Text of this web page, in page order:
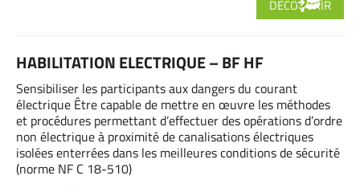
DÉCOUVRIR
HABILITATION ELECTRIQUE – BF HF
Sensibiliser les participants aux dangers du courant
électrique Être capable de mettre en œuvre les méthodes
et procédures permettant d’effectuer des opérations d’ordre
non électrique à proximité de canalisations électriques
isolées enterrées dans les meilleures conditions de sécurité
(norme NF C 18-510)